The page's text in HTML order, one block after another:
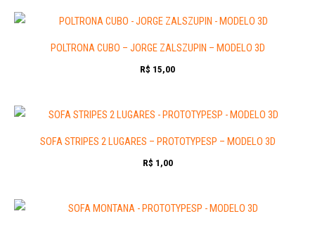
POLTRONA CUBO – JORGE ZALSZUPIN – MODELO 3D
R$ 15,00
SOFA STRIPES 2 LUGARES – PROTOTYPESP – MODELO 3D
R$ 1,00